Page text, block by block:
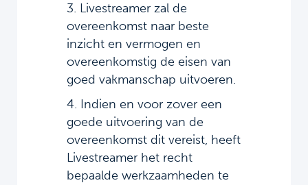
3. Livestreamer zal de
overeenkomst naar beste
inzicht en vermogen en
overeenkomstig de eisen van
goed vakmanschap uitvoeren.
4. Indien en voor zover een
goede uitvoering van de
overeenkomst dit vereist, heeft
Livestreamer het recht
bepaalde werkzaamheden te